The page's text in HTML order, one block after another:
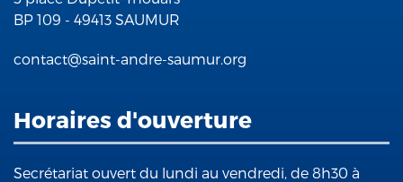
BP 109 - 49413 SAUMUR
contact@saint-andre-saumur.org
Horaires d'ouverture
Secrétariat ouvert du lundi au vendredi, de 8h30 à